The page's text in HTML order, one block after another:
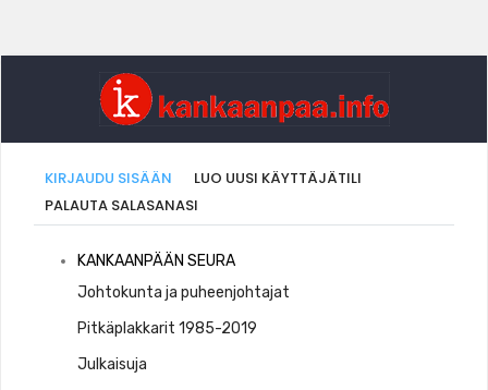
Ensisijaiset
välilehdet
KIRJAUDU SISÄÄN (AKTIIVINEN
VÄLILEHTI)
LUO UUSI KÄYTTÄJÄTILI
PALAUTA SALASANASI
Kankaaanpää
Seura
KANKAANPÄÄN SEURA
Johtokunta ja puheenjohtajat
Pitkäplakkarit 1985-2019
Julkaisuja